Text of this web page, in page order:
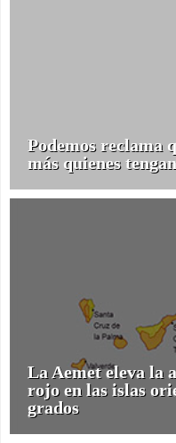
Podemos reclama
más quienes
La Aemet eleva la
rojo en las islas
grados